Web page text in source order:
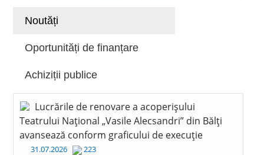
Noutăți
Oportunități de finanțare
Achiziții publice
Lucrările de renovare a acoperișului
Teatrului Național „Vasile Alecsandri” din Bălți
avansează conform graficului de execuție
31.07.2026 223